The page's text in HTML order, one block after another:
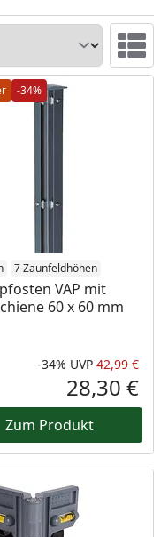
Preis
-34%
7 Zaunfeldhöhen
VAP mit
60 x 60 mm
-34% UVP 42,99 €
28,30 €
Zum Produkt